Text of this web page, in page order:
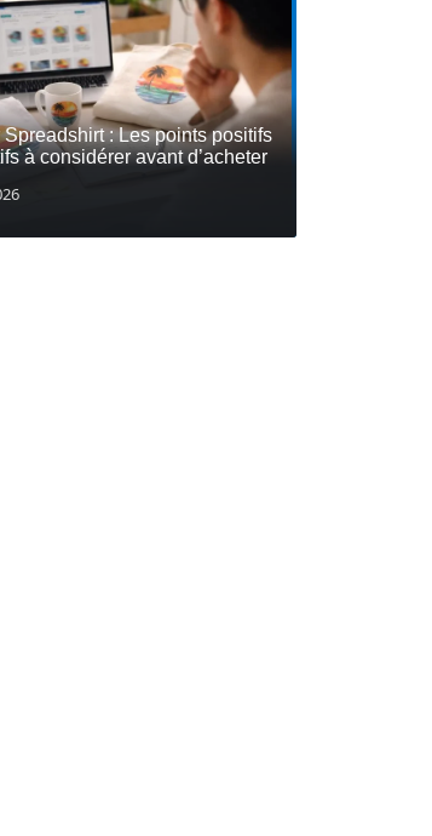
Spreadshirt : Les points positifs
à considérer avant d’acheter